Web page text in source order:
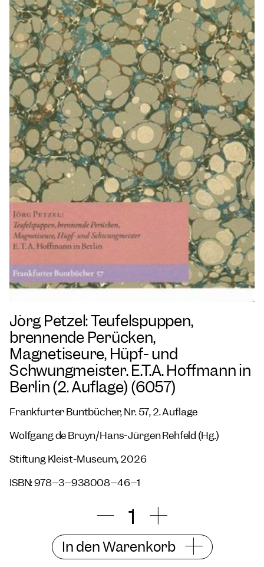
Jörg Petzel: Teufelspuppen,
brennende Perücken,
Magnetiseure, Hüpf- und
Schwungmeister. E.T.A. Hoffmann in
Berlin (2. Auflage) (6057)
Frankfurter Buntbücher, Nr. 57, 2. Auflage
Wolfgang de Bruyn/Hans-Jürgen Rehfeld (Hg.)
Stiftung Kleist-Museum, 2026
ISBN: 978–3–938008–46–1
In den Warenkorb